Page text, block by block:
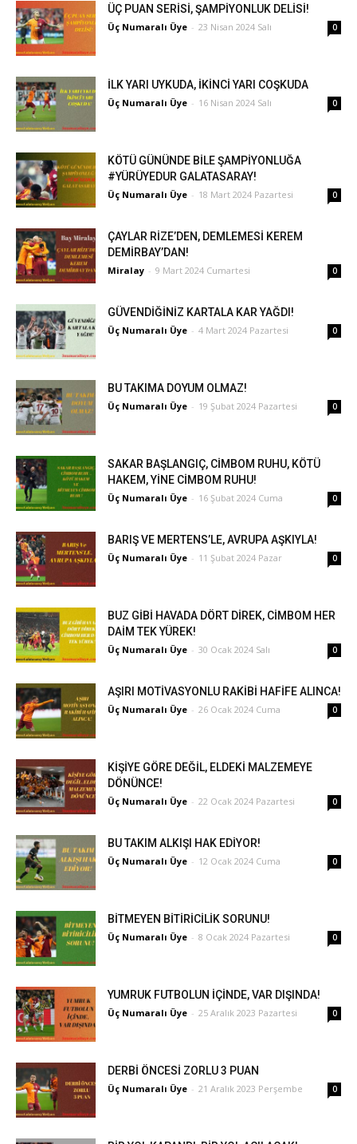
ÜÇ PUAN SERİSİ, ŞAMPİYONLUK DELİSİ!
Üç Numaralı Üye - 23 Nisan 2024 Salı 0
İLK YARI UYKUDA, İKİNCİ YARI COŞKUDA
Üç Numaralı Üye - 16 Nisan 2024 Salı 0
KÖTÜ GÜNÜNDE BİLE ŞAMPİYONLUĞA
#YÜRÜYEDUR GALATASARAY!
Üç Numaralı Üye - 18 Mart 2024 Pazartesi 0
ÇAYLAR RİZE’DEN, DEMLEMESİ KEREM
DEMİRBAY’DAN!
Miralay - 9 Mart 2024 Cumartesi 0
GÜVENDİĞİNİZ KARTALA KAR YAĞDI!
Üç Numaralı Üye - 4 Mart 2024 Pazartesi 0
BU TAKIMA DOYUM OLMAZ!
Üç Numaralı Üye - 19 Şubat 2024 Pazartesi 0
SAKAR BAŞLANGIÇ, CİMBOM RUHU, KÖTÜ
HAKEM, YİNE CİMBOM RUHU!
Üç Numaralı Üye - 16 Şubat 2024 Cuma 0
BARIŞ VE MERTENS’LE, AVRUPA AŞKIYLA!
Üç Numaralı Üye - 11 Şubat 2024 Pazar 0
BUZ GİBİ HAVADA DÖRT DİREK, CİMBOM HER
DAİM TEK YÜREK!
Üç Numaralı Üye - 30 Ocak 2024 Salı 0
AŞIRI MOTİVASYONLU RAKİBİ HAFİFE ALINCA!
Üç Numaralı Üye - 26 Ocak 2024 Cuma 0
KİŞİYE GÖRE DEĞİL, ELDEKİ MALZEMEYE
DÖNÜNCE!
Üç Numaralı Üye - 22 Ocak 2024 Pazartesi 0
BU TAKIM ALKIŞI HAK EDİYOR!
Üç Numaralı Üye - 12 Ocak 2024 Cuma 0
BİTMEYEN BİTİRİCİLİK SORUNU!
Üç Numaralı Üye - 8 Ocak 2024 Pazartesi 0
YUMRUK FUTBOLUN İÇİNDE, VAR DIŞINDA!
Üç Numaralı Üye - 25 Aralık 2023 Pazartesi 0
DERBİ ÖNCESİ ZORLU 3 PUAN
Üç Numaralı Üye - 21 Aralık 2023 Perşembe 0